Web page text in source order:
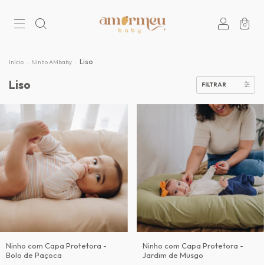
0
Início . Ninho AMbaby . Liso
Liso FILTRAR
Ninho com Capa Protetora -
Bolo de Paçoca
Ninho com Capa Protetora -
Jardim de Musgo